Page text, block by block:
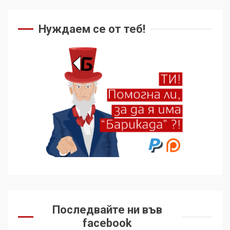
Нуждаем се от теб!
Последвайте ни във
facebook
136 страни в ООН
подкрепиха Куба, България
избра да е сред 30
„въздържали се“
Удължаването на „Чат
контрола“ в ЕС е обида за
демокрацията
Фидел Кастро – изкачване
на Черни връх по неговите